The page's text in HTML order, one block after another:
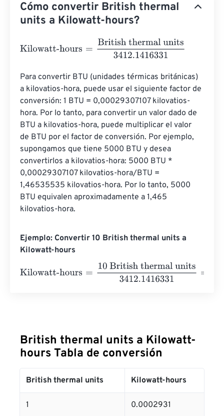
Cómo convertir British thermal
units a Kilowatt-hours?
Kilowatt-hours British thermal units3412.1416331
Para convertir BTU (unidades térmicas británicas)
a kilovatios-hora, puede usar el siguiente factor de
conversión: 1 BTU = 0,00029307107 kilovatios-
hora. Por lo tanto, para convertir un valor dado de
BTU a kilovatios-hora, puede multiplicar el valor
de BTU por el factor de conversión. Por ejemplo,
supongamos que tiene 5000 BTU y desea
convertirlos a kilovatios-hora: 5000 BTU *
0,00029307107 kilovatios-hora/BTU =
1,46535535 kilovatios-hora. Por lo tanto, 5000
BTU equivalen aproximadamente a 1,465
kilovatios-hora.
Ejemplo: Convertir 10 British thermal units a
Kilowatt-hours
Kilowatt-hours
10 British thermal units3412.1416331
British thermal units a Kilowatt-
hours Tabla de conversión
British thermal units Kilowatt-hours
1 0.0002931